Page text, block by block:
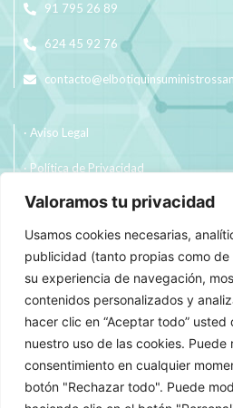
Valoramos tu privacidad
Usamos cookies necesarias,
publicidad (tanto propias como
su experiencia de navegación,
contenidos personalizados y
hacer clic en “Aceptar todo”
nuestro uso de las cookies. Puede
consentimiento en cualquier
botón "Rechazar todo". Puede
91 795 26 89
624 45 92 76
· Aviso Legal
· Política de Privacidad
· Política de Cookies
· Política de Envíos y Devoluciones